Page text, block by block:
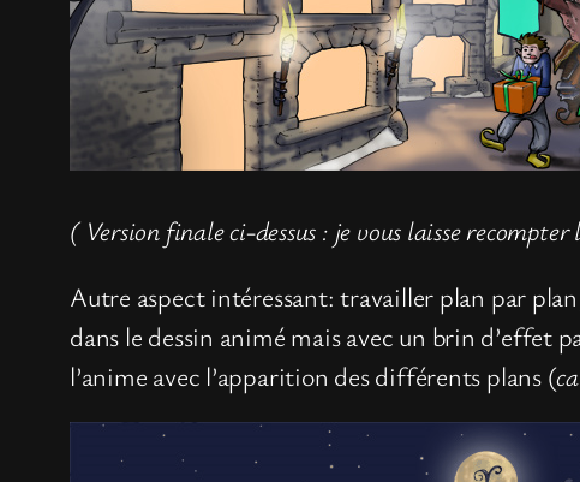
( Version finale ci-dessus : je vous laisse recompter
Autre aspect intéressant: travailler plan par
dans le dessin animé mais avec un brin d’effet
l’anime avec l’apparition des différents plans (